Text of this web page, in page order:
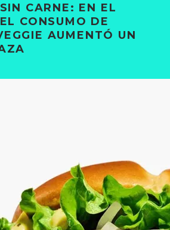
CARNE: EN EL
CONSUMO DE
AUMENTÓ UN